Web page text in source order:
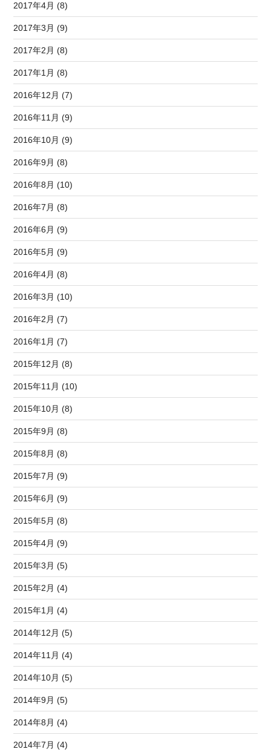
2017年4月 (8)
2017年3月 (9)
2017年2月 (8)
2017年1月 (8)
2016年12月 (7)
2016年11月 (9)
2016年10月 (9)
2016年9月 (8)
2016年8月 (10)
2016年7月 (8)
2016年6月 (9)
2016年5月 (9)
2016年4月 (8)
2016年3月 (10)
2016年2月 (7)
2016年1月 (7)
2015年12月 (8)
2015年11月 (10)
2015年10月 (8)
2015年9月 (8)
2015年8月 (8)
2015年7月 (9)
2015年6月 (9)
2015年5月 (8)
2015年4月 (9)
2015年3月 (5)
2015年2月 (4)
2015年1月 (4)
2014年12月 (5)
2014年11月 (4)
2014年10月 (5)
2014年9月 (5)
2014年8月 (4)
2014年7月 (4)